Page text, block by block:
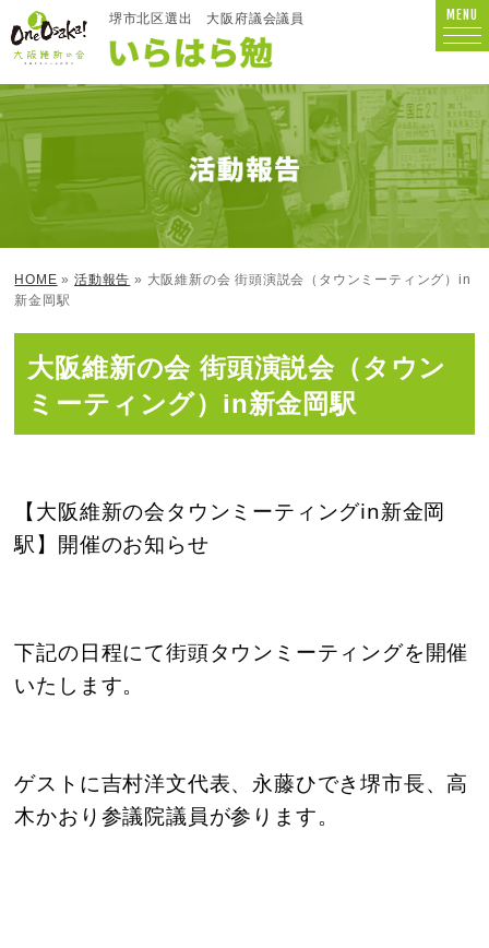
MENU
堺市北区選出 大阪府議会議員
HOME »活動報告 » 大阪維新の会 街頭演説会（タウンミーティング）in
新金岡駅
大阪維新の会 街頭演説会（タウン
ミーティング）in新金岡駅
【大阪維新の会タウンミーティングin新金岡
駅】開催のお知らせ
下記の日程にて街頭タウンミーティングを開催
いたします。
ゲストに吉村洋文代表、永藤ひでき堺市長、高
木かおり参議院議員が参ります。